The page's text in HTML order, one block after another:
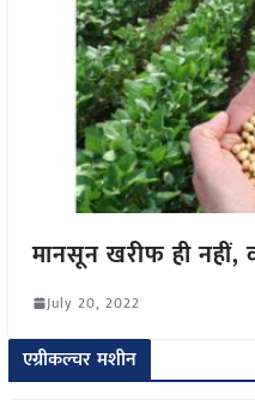
मानसून खरीफ ही नहीं,
July 20, 2022
एग्रीकल्चर मशीन